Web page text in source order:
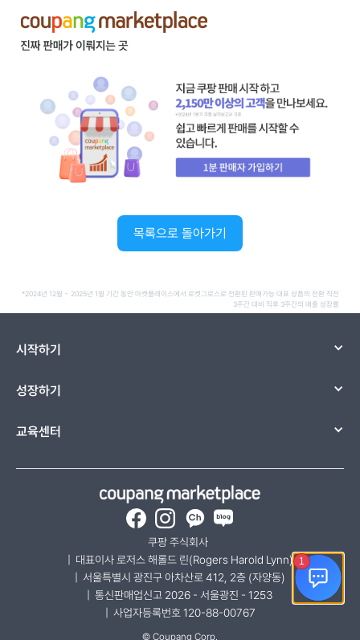
목록으로 돌아가기
*2024년 12월 ~ 2025년 1월 기간 동안 마켓플레이스에서 로켓그로스로 전환된 판매가능 대표 상품의 전환 직전
3주간 대비 직후 3주간의 매출 성장률
시작하기
성장하기
교육센터
Facebook
Instagram
카카오채널-쿠팡 마켓플레
네이버 블로그
|  사업자등록번호 120-88-00767
쿠팡 주식회사
|  대표이사 로저스 해롤드 린(Rogers Harold Lynn)
|  서울특별시 광진구 아차산로 412, 2층 (자양동)
|  통신판매업신고 2026 - 서울광진 - 1253
© Coupang Corp.